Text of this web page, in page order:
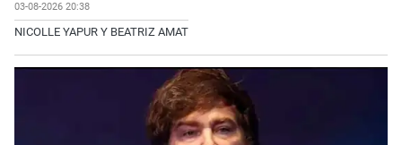
03-08-2026 20:38
NICOLLE YAPUR Y BEATRIZ AMAT